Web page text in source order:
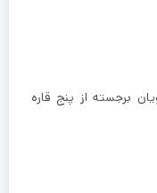
برجسته از پنج قاره